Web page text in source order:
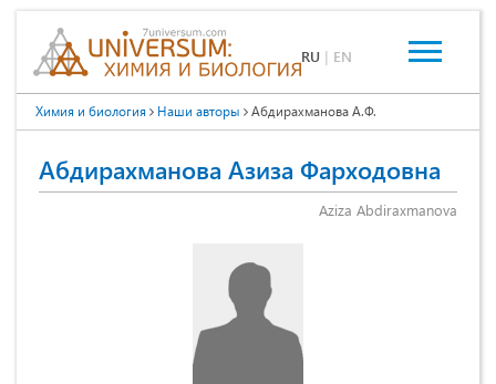
RU | EN
Химия и биология Наши авторы Абдирахманова А.Ф.
Абдирахманова Азиза Фарходовна
Aziza Abdiraxmanova